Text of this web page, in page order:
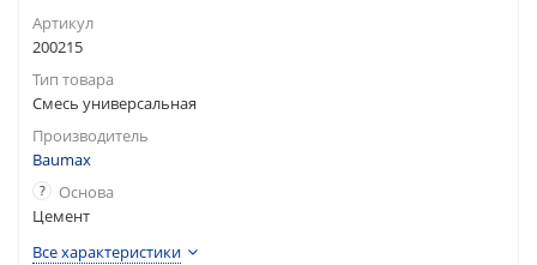
Артикул
200215
Тип товара
Смесь универсальная
Производитель
Baumax
?
Основа
Цемент
Все характеристики